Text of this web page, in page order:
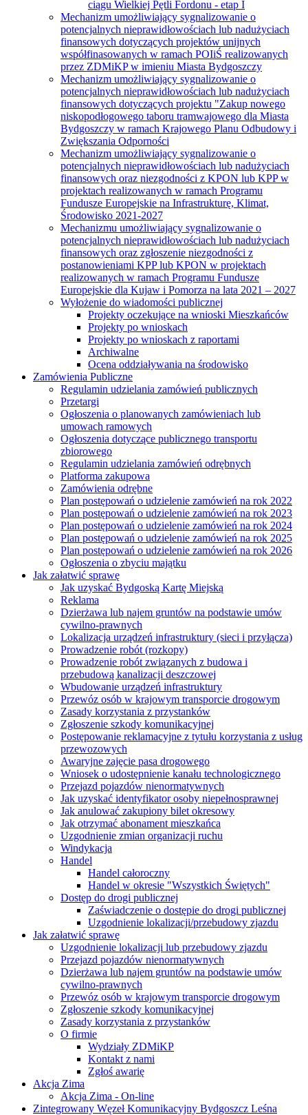
ciągu Wielkiej Pętli Fordonu - etap I
Mechanizm umożliwiający sygnalizowanie o
potencjalnych nieprawidłowościach lub nadużyciach
finansowych dotyczących projektów unijnych
współfinasowanych w ramach POIiŚ realizowanych
przez ZDMiKP w imieniu Miasta Bydgoszczy
Mechanizm umożliwiający sygnalizowanie o
potencjalnych nieprawidłowościach lub nadużyciach
finansowych dotyczących projektu "Zakup nowego
niskopodłogowego taboru tramwajowego dla Miasta
Bydgoszczy w ramach Krajowego Planu Odbudowy i
Zwiększania Odporności
Mechanizm umożliwiający sygnalizowanie o
potencjalnych nieprawidłowościach lub nadużyciach
finansowych oraz niezgodności z KPON lub KPP w
projektach realizowanych w ramach Programu
Fundusze Europejskie na Infrastrukturę, Klimat,
Środowisko 2021-2027
Mechanizmu umożliwiający sygnalizowanie o
potencjalnych nieprawidłowościach lub nadużyciach
finansowych oraz zgłoszenie niezgodności z
postanowieniami KPP lub KPON w projektach
realizowanych w ramach Programu Fundusze
Europejskie dla Kujaw i Pomorza na lata 2021 – 2027
Wyłożenie do wiadomości publicznej
Projekty oczekujące na wnioski Mieszkańców
Projekty po wnioskach
Projekty po wnioskach z raportami
Archiwalne
Ocena oddziaływania na środowisko
Zamówienia Publiczne
Regulamin udzielania zamówień publicznych
Przetargi
Ogłoszenia o planowanych zamówieniach lub
umowach ramowych
Ogłoszenia dotyczące publicznego transportu
zbiorowego
Regulamin udzielania zamówień odrębnych
Platforma zakupowa
Zamówienia odrębne
Plan postępowań o udzielenie zamówień na rok 2022
Plan postępowań o udzielenie zamówień na rok 2023
Plan postępowań o udzielenie zamówień na rok 2024
Plan postępowań o udzielenie zamówień na rok 2025
Plan postępowań o udzielenie zamówień na rok 2026
Ogłoszenia o zbyciu majątku
Jak załatwić sprawę
Jak uzyskać Bydgoską Kartę Miejską
Reklama
Dzierżawa lub najem gruntów na podstawie umów
cywilno-prawnych
Lokalizacja urządzeń infrastruktury (sieci i przyłącza)
Prowadzenie robót (rozkopy)
Prowadzenie robót związanych z budowa i
przebudową kanalizacji deszczowej
Wbudowanie urządzeń infrastruktury
Przewóz osób w krajowym transporcie drogowym
Zasady korzystania z przystanków
Zgłoszenie szkody komunikacyjnej
Postępowanie reklamacyjne z tytułu korzystania z usług
przewozowych
Awaryjne zajęcie pasa drogowego
Wniosek o udostępnienie kanału technologicznego
Przejazd pojazdów nienormatywnych
Jak uzyskać identyfikator osoby niepełnosprawnej
Jak anulować zakupiony bilet okresowy
Jak otrzymać abonament mieszkańca
Uzgodnienie zmian organizacji ruchu
Windykacja
Handel
Handel całoroczny
Handel w okresie "Wszystkich Świętych"
Dostęp do drogi publicznej
Zaświadczenie o dostępie do drogi publicznej
Uzgodnienie lokalizacji/przebudowy zjazdu
Jak załatwić sprawę
Uzgodnienie lokalizacji lub przebudowy zjazdu
Przejazd pojazdów nienormatywnych
Dzierżawa lub najem gruntów na podstawie umów
cywilno-prawnych
Przewóz osób w krajowym transporcie drogowym
Zgłoszenie szkody komunikacyjnej
Zasady korzystania z przystanków
O firmie
Wydziały ZDMiKP
Kontakt z nami
Zgłoś awarię
Akcja Zima
Akcja Zima - On-line
Zintegrowany Węzeł Komunikacyjny Bydgoszcz Leśna